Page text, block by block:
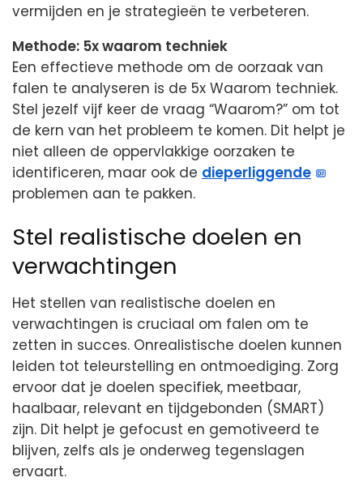
vermijden en je strategieën te verbeteren.
Methode: 5x waarom techniek
Een effectieve methode om de oorzaak van
falen te analyseren is de 5x Waarom techniek.
Stel jezelf vijf keer de vraag “Waarom?” om tot
de kern van het probleem te komen. Dit helpt je
niet alleen de oppervlakkige oorzaken te
identificeren, maar ook de dieperliggende
problemen aan te pakken.
Stel realistische doelen en
verwachtingen
Het stellen van realistische doelen en
verwachtingen is cruciaal om falen om te
zetten in succes. Onrealistische doelen kunnen
leiden tot teleurstelling en ontmoediging. Zorg
ervoor dat je doelen specifiek, meetbaar,
haalbaar, relevant en tijdgebonden (SMART)
zijn. Dit helpt je gefocust en gemotiveerd te
blijven, zelfs als je onderweg tegenslagen
ervaart.